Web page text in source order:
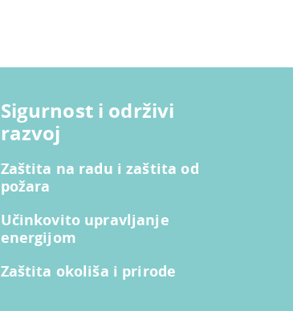
Sigurnost i održivi
razvoj
Zaštita na radu i zaštita od
požara
Učinkovito upravljanje
energijom
Zaštita okoliša i prirode